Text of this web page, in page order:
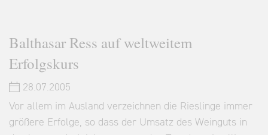
Balthasar Ress auf weltweitem
Erfolgskurs
28.07.2005
Vor allem im Ausland verzeichnen die Rieslinge immer
größere Erfolge, so dass der Umsatz des Weinguts in